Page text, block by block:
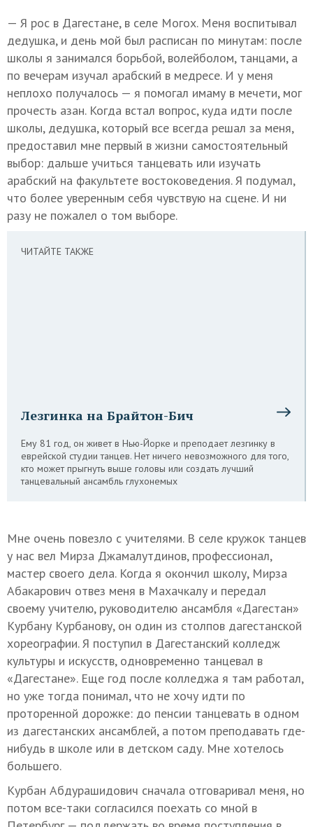
— Я рос в Дагестане, в селе Могох. Меня воспитывал
дедушка, и день мой был расписан по минутам: после
школы я занимался борьбой, волейболом, танцами, а
по вечерам изучал арабский в медресе. И у меня
неплохо получалось — я помогал имаму в мечети, мог
прочесть азан. Когда встал вопрос, куда идти после
школы, дедушка, который все всегда решал за меня,
предоставил мне первый в жизни самостоятельный
выбор: дальше учиться танцевать или изучать
арабский на факультете востоковедения. Я подумал,
что более уверенным себя чувствую на сцене. И ни
разу не пожалел о том выборе.
ЧИТАЙТЕ ТАКЖЕ
Лезгинка на Брайтон-Бич
Ему 81 год, он живет в Нью-Йорке и преподает лезгинку в
еврейской студии танцев. Нет ничего невозможного для того,
кто может прыгнуть выше головы или создать лучший
танцевальный ансамбль глухонемых
Мне очень повезло с учителями. В селе кружок танцев
у нас вел Мирза Джамалутдинов, профессионал,
мастер своего дела. Когда я окончил школу, Мирза
Абакарович отвез меня в Махачкалу и передал
своему учителю, руководителю ансамбля «Дагестан»
Курбану Курбанову, он один из столпов дагестанской
хореографии. Я поступил в Дагестанский колледж
культуры и искусств, одновременно танцевал в
«Дагестане». Еще год после колледжа я там работал,
но уже тогда понимал, что не хочу идти по
проторенной дорожке: до пенсии танцевать в одном
из дагестанских ансамблей, а потом преподавать где-
нибудь в школе или в детском саду. Мне хотелось
большего.
Курбан Абдурашидович сначала отговаривал меня, но
потом все-таки согласился поехать со мной в